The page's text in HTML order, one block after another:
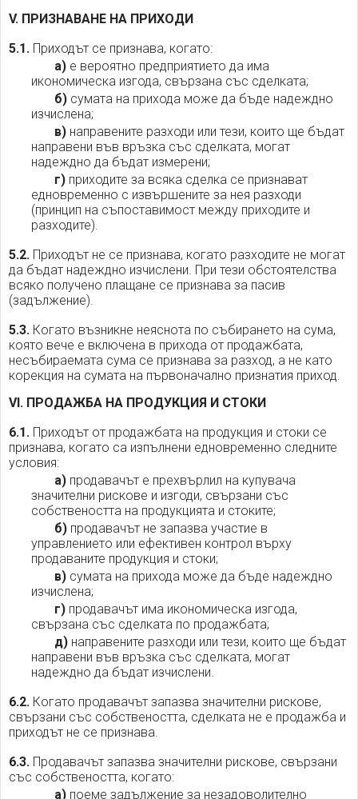
V. ПРИЗНАВАНЕ НА ПРИХОДИ
5.1. Приходът се признава, когато:
а)е вероятно предприятието да има
икономическа изгода, свързана със сделката;
б)сумата на прихода може да бъде надеждно
изчислена;
в)направените разходи или тези, които ще бъдат
направени във връзка със сделката, могат
надеждно да бъдат измерени;
г)приходите за всяка сделка се признават
едновременно с извършените за нея разходи
(принцип на съпоставимост между приходите и
разходите).
5.2. Приходът не се признава, когато разходите не могат
да бъдат надеждно изчислени. При тези обстоятелства
всяко получено плащане се признава за пасив
(задължение).
5.3. Когато възникне неяснота по събирането на сума,
която вече е включена в прихода от продажбата,
несъбираемата сума се признава за разход, а не като
корекция на сумата на първоначално признатия приход.
VI. ПРОДАЖБА НА ПРОДУКЦИЯ И СТОКИ
6.1. Приходът от продажбата на продукция и стоки се
признава, когато са изпълнени едновременно следните
условия:
а)продавачът е прехвърлил на купувача
значителни рискове и изгоди, свързани със
собствеността на продукцията и стоките;
б)продавачът не запазва участие в
управлението или ефективен контрол върху
продаваните продукция и стоки;
в)сумата на прихода може да бъде надеждно
изчислена;
г)продавачът има икономическа изгода,
свързана със сделката по продажбата;
д)направените разходи или тези, които ще бъдат
направени във връзка със сделката, могат
надеждно да бъдат изчислени.
6.2. Когато продавачът запазва значителни рискове,
свързани със собствеността, сделката не е продажба и
приходът не се признава.
6.3. Продавачът запазва значителни рискове, свързани
със собствеността, когато:
а)поеме задължение за незадоволително